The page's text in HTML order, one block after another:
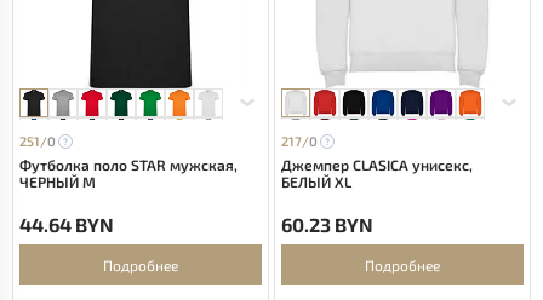
251/0
Футболка поло STAR мужская,
ЧЕРНЫЙ M
44.64 BYN
Подробнее
217/0
Джемпер CLASICA унисекс,
БЕЛЫЙ XL
60.23 BYN
Подробнее